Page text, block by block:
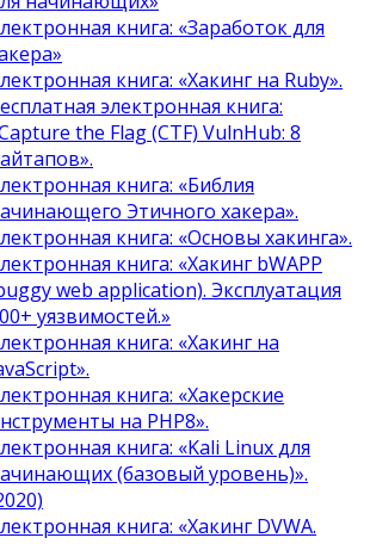
книга: «Заработок для
книга: «Хакинг на Ruby».
электронная книга:
the Flag (CTF) VulnHub: 8
книга: «Библия
Этичного хакера».
книга: «Основы хакинга».
книга: «Хакинг bWAPP
web application). Эксплуатация
уязвимостей.»
книга: «Хакинг на
книга: «Хакерские
на PHP8».
книга: «Kali Linux для
(базовый уровень)».
книга: «Хакинг DVWA.